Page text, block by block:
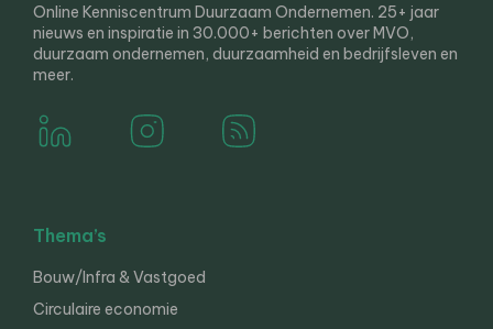
Online Kenniscentrum Duurzaam Ondernemen. 25+ jaar
nieuws en inspiratie in 30.000+ berichten over MVO,
duurzaam ondernemen, duurzaamheid en bedrijfsleven en
meer.
Thema’s
Bouw/Infra & Vastgoed
Circulaire economie